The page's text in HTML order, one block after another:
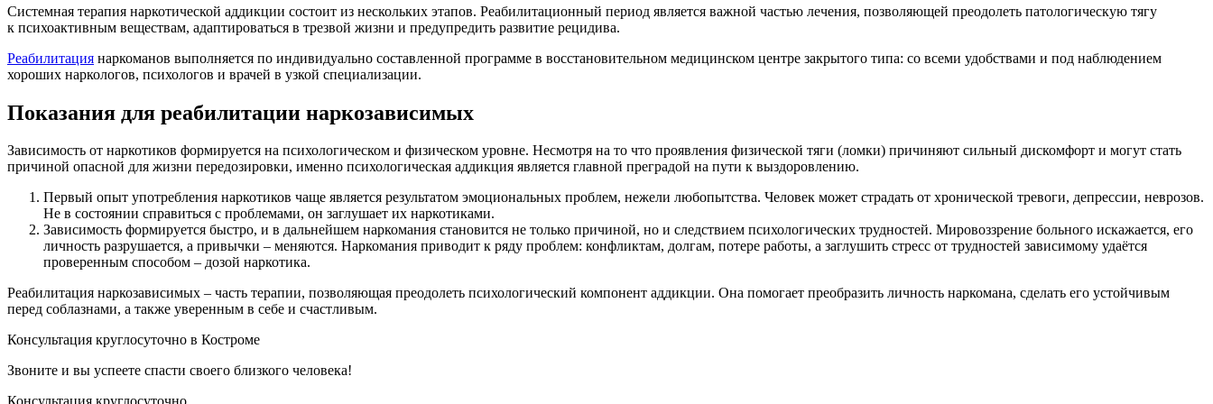
Системная терапия наркотической аддикции состоит из нескольких этапов. Реабилитационный период является важной частью лечения, позволяющей преодолеть патологическую тягу
к психоактивным веществам, адаптироваться в трезвой жизни и предупредить развитие рецидива.
Реабилитация наркоманов выполняется по индивидуально составленной программе в восстановительном медицинском центре закрытого типа: со всеми удобствами и под наблюдением
хороших наркологов, психологов и врачей в узкой специализации.
Показания для реабилитации наркозависимых
Зависимость от наркотиков формируется на психологическом и физическом уровне. Несмотря на то что проявления физической тяги (ломки) причиняют сильный дискомфорт и могут стать
причиной опасной для жизни передозировки, именно психологическая аддикция является главной преградой на пути к выздоровлению.
Первый опыт употребления наркотиков чаще является результатом эмоциональных проблем, нежели любопытства. Человек может страдать от хронической тревоги, депрессии, неврозов.
Не в состоянии справиться с проблемами, он заглушает их наркотиками.
Зависимость формируется быстро, и в дальнейшем наркомания становится не только причиной, но и следствием психологических трудностей. Мировоззрение больного искажается, его
личность разрушается, а привычки – меняются. Наркомания приводит к ряду проблем: конфликтам, долгам, потере работы, а заглушить стресс от трудностей зависимому удаётся
проверенным способом – дозой наркотика.
Реабилитация наркозависимых – часть терапии, позволяющая преодолеть психологический компонент аддикции. Она помогает преобразить личность наркомана, сделать его устойчивым
перед соблазнами, а также уверенным в себе и счастливым.
Консультация круглосуточно в Костроме
Звоните и вы успеете спасти своего близкого человека!